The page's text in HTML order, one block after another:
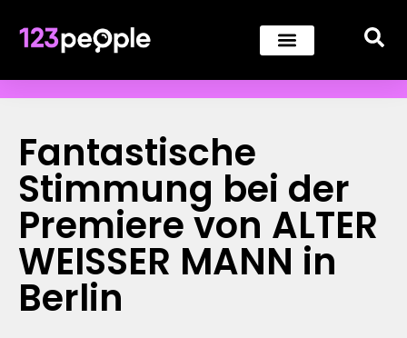
Fantastische
Stimmung bei der
Premiere von ALTER
WEISSER MANN in
Berlin